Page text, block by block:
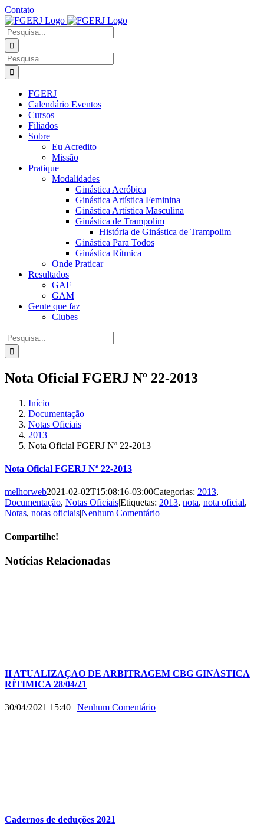
Ir
para
o
conteúdo
Contato
Facebook
Instagram
YouTube
Facebook
Grupo
Procurar
por:
Procurar
por:
FGERJ
Calendário Eventos
Cursos
Filiados
Sobre
Eu Acredito
Missão
Pratique
Modalidades
Ginástica Aeróbica
Ginástica Artística Feminina
Ginástica Artística Masculina
Ginástica de Trampolim
História de Ginástica de Trampolim
Ginástica Para Todos
Ginástica Rítmica
Onde Praticar
Resultados
GAF
GAM
Gente que faz
Clubes
Procurar
por:
Nota Oficial FGERJ Nº 22-2013
Início
Documentação
Notas Oficiais
2013
Nota Oficial FGERJ Nº 22-2013
Nota Oficial FGERJ Nº 22-2013
melhorweb2021-02-02T15:08:16-03:00Categorias: 2013,
Documentação, Notas Oficiais|Etiquetas: 2013, nota, nota oficial,
Notas, notas oficiais|Nenhum Comentário
Compartilhe!
Facebook
X
WhatsApp
E-
Notícias Relacionadas
II ATUALIZAÇAO DE ARBITRAGEM CBG GINÁSTICA
RÍTIMICA 28/04/21
30/04/2021 15:40 | Nenhum Comentário
Cadernos de deduções 2021